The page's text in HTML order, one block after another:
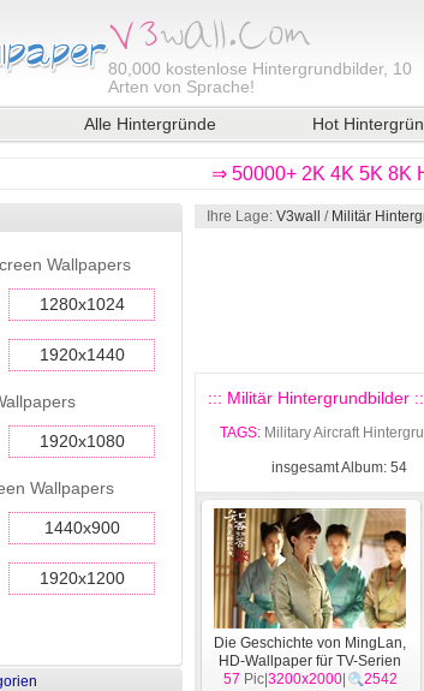
80,000 kostenlose Hintergrundbilder, 10
Arten von Sprache!
Alle Hintergründe Hot
⇒ 50000+ 2K 4K 5K 8K
Wallpapers
1280x1024
1920x1440
1920x1080
Wallpapers
1440x900
1920x1200
Ihre Lage: V3wall / Militär
::: Militär Hintergrundbilder
TAGS: Military Aircraft
insgesamt Album: 54
Die Geschichte von MingLan,
HD-Wallpaper für TV-Serien
[Film]
57 Pic| 3200x2000| 2542